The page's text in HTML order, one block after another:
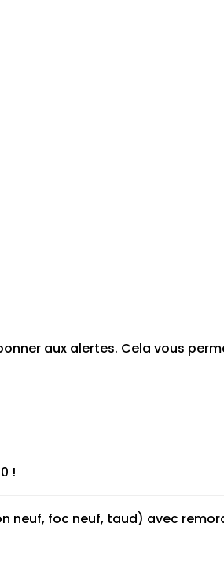
aux alertes. Cela vous
!
neuf, foc neuf, taud) avec